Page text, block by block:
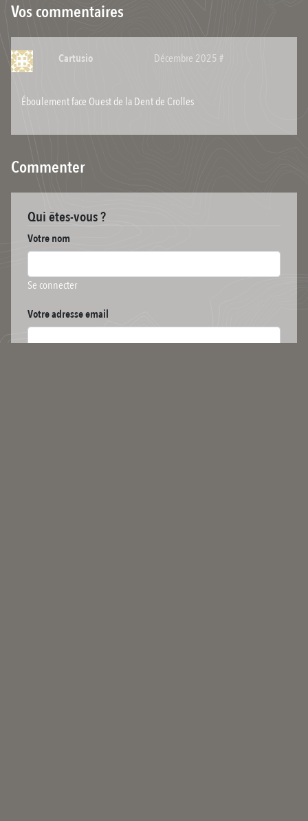
Vos commentaires
Cartusio Décembre 2025 #
Éboulement face Ouest de la Dent de Crolles
Commenter
Qui êtes-vous ?
Votre nom
Se connecter
Votre adresse email